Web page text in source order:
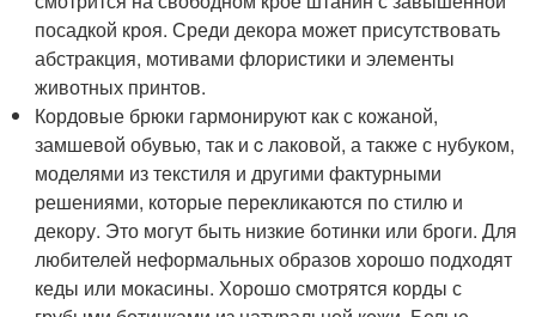
посадкой кроя. Среди декора может присутствовать
абстракция, мотивами флористики и элементы
животных принтов.
Кордовые брюки гармонируют как с кожаной,
замшевой обувью, так и c лаковой, а также с нубуком,
моделями из текстиля и другими фактурными
решениями, которые перекликаются по стилю и
декору. Это могут быть низкие ботинки или броги. Для
любителей неформальных образов хорошо подходят
кеды или мокасины. Хорошо смотрятся корды с